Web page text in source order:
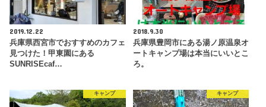
2019.12.22
兵庫県西宮市でおすすめのカフェ
見つけた！甲東園にある
SUNRISEcaf…
2018.9.30
兵庫県豊岡市にある湯ノ原温泉オ
ートキャンプ場は本当にいいとこ
ろ。
キャンプ キャンプ